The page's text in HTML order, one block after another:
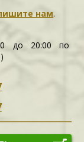
нам.
до 20:00 по